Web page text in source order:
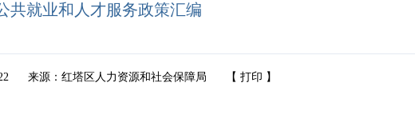
共就业和人才服务政策汇编
来源：红塔区人力资源和社会保障局 【 打印 】